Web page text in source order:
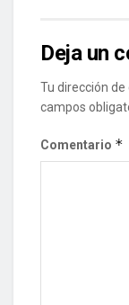
Deja un
Tu dirección
campos
Comentario *